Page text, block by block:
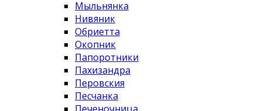
Мыльнянка
Нивяник
Обриетта
Окопник
Папоротники
Пахизандра
Перовския
Песчанка